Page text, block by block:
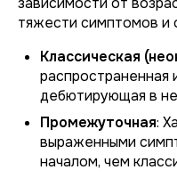
тяжести симптомов и
Классическая
распространенная
дебютирующая в
Промежуточная:
выраженными
началом, чем